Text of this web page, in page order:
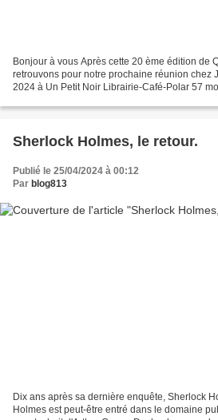
Bonjour à vous Après cette 20 ème édition de
retrouvons pour notre prochaine réunion chez
2024 à Un Petit Noir Librairie-Café-Polar 57
Sherlock Holmes, le retour.
Publié le 25/04/2024 à 00:12
Par blog813
Dix ans après sa dernière enquête, Sherlock
Holmes est peut-être entré dans le domaine